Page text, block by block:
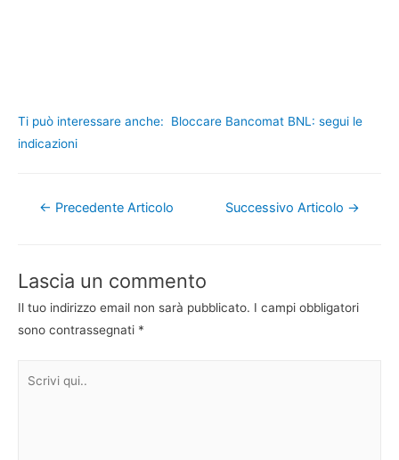
Ti può interessare anche:
Bloccare Bancomat BNL: segui le
indicazioni
Navigazione
← Precedente Articolo Successivo Articolo →
Lascia un commento
Il tuo indirizzo email non sarà pubblicato. I campi obbligatori
sono contrassegnati *